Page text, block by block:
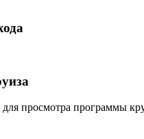
просмотра программы